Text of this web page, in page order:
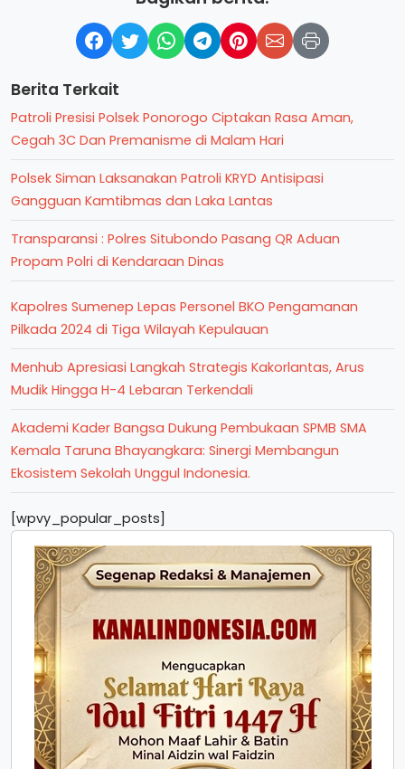
Berita Terkait
Patroli Presisi Polsek Ponorogo Ciptakan Rasa Aman,
Cegah 3C Dan Premanisme di Malam Hari
Polsek Siman Laksanakan Patroli KRYD Antisipasi
Gangguan Kamtibmas dan Laka Lantas
Transparansi : Polres Situbondo Pasang QR Aduan
Propam Polri di Kendaraan Dinas
Kapolres Sumenep Lepas Personel BKO Pengamanan
Pilkada 2024 di Tiga Wilayah Kepulauan
Menhub Apresiasi Langkah Strategis Kakorlantas, Arus
Mudik Hingga H-4 Lebaran Terkendali
Akademi Kader Bangsa Dukung Pembukaan SPMB SMA
Kemala Taruna Bhayangkara: Sinergi Membangun
Ekosistem Sekolah Unggul Indonesia.
[wpvy_popular_posts]